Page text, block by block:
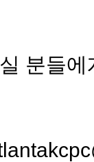
분들에